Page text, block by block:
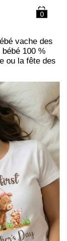
0
vache des
100 %
ou la fête des